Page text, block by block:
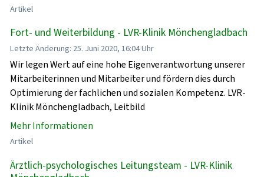
Artikel
Fort- und Weiterbildung - LVR-Klinik Mönchengladbach
Letzte Änderung: 25. Juni 2020, 16:04 Uhr
Wir legen Wert auf eine hohe Eigenverantwortung unserer
Mitarbeiterinnen und Mitarbeiter und fördern dies durch
Optimierung der fachlichen und sozialen Kompetenz. LVR-
Klinik Mönchengladbach, Leitbild
Mehr Informationen
Artikel
Ärztlich-psychologisches Leitungsteam - LVR-Klinik